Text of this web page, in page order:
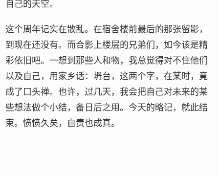
自己的天空。
这个周年记实在散乱。在宿舍楼前最后的那张留影，
到现在还没有。而合影上楼层的兄弟们，如今该是精
彩依旧吧。一想到那些人和物，我总觉得对不住他们
以及自己，用家乡话：坍台，这两个字，在某时，竟
成了口头禅。也许，过几天，我会把自己对未来的某
些想法做个小结，备日后之用。今天的略记，就此结
束。愤愤久矣，自责也成真。